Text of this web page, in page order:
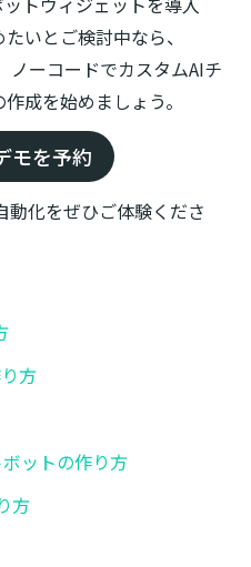
いとご検討中なら、
ノーコードでカスタムAIチ
成を始めましょう。
モを予約
化をぜひご体験くださ
方
ットの作り方
方